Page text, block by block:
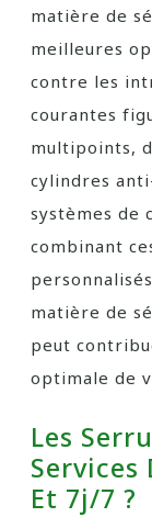
matière de
meilleures
contre les
courantes
multipoints,
cylindres
systèmes de
combinant
matière de
peut
optimale de
Les
Services
Et 7j/7 ?